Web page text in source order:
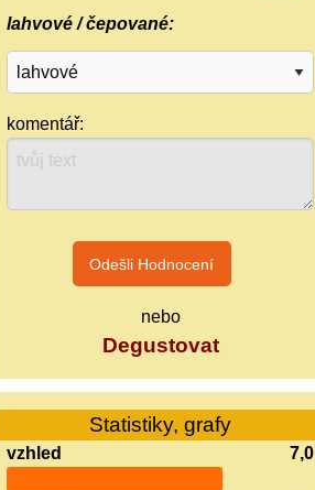
lahvové / čepované:
komentář:
nebo
Degustovat
Statistiky, grafy
vzhled 7,0